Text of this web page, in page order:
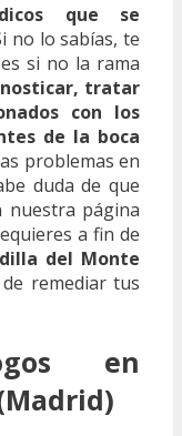
que se
no lo sabías, te
si no la rama
tratar
con los
de la boca
problemas en
duda de que
nuestra página
a fin de
del Monte
remediar tus
en